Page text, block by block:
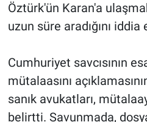
Öztürk'ün Karan'a
uzun süre aradığını iddia
Cumhuriyet savcısının
mütalaasını
sanık avukatları,
belirtti. Savunmada,